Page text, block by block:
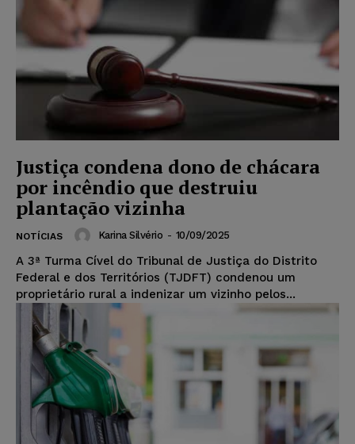
Justiça condena dono de chácara
por incêndio que destruiu
plantação vizinha
NOTÍCIAS Karina Silvério - 10/09/2025
A 3ª Turma Cível do Tribunal de Justiça do Distrito
Federal e dos Territórios (TJDFT) condenou um
proprietário rural a indenizar um vizinho pelos...